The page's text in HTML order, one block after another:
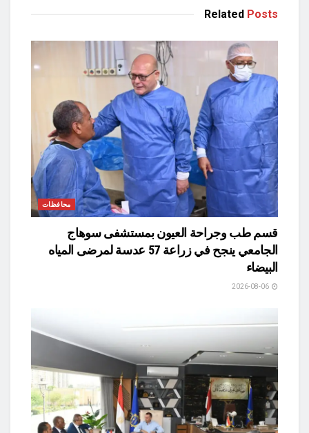
Related Posts
محافظات
قسم طب وجراحة العيون بمستشفى سوهاج
الجامعي ينجح في زراعة 57 عدسة لمرضى المياه
البيضاء